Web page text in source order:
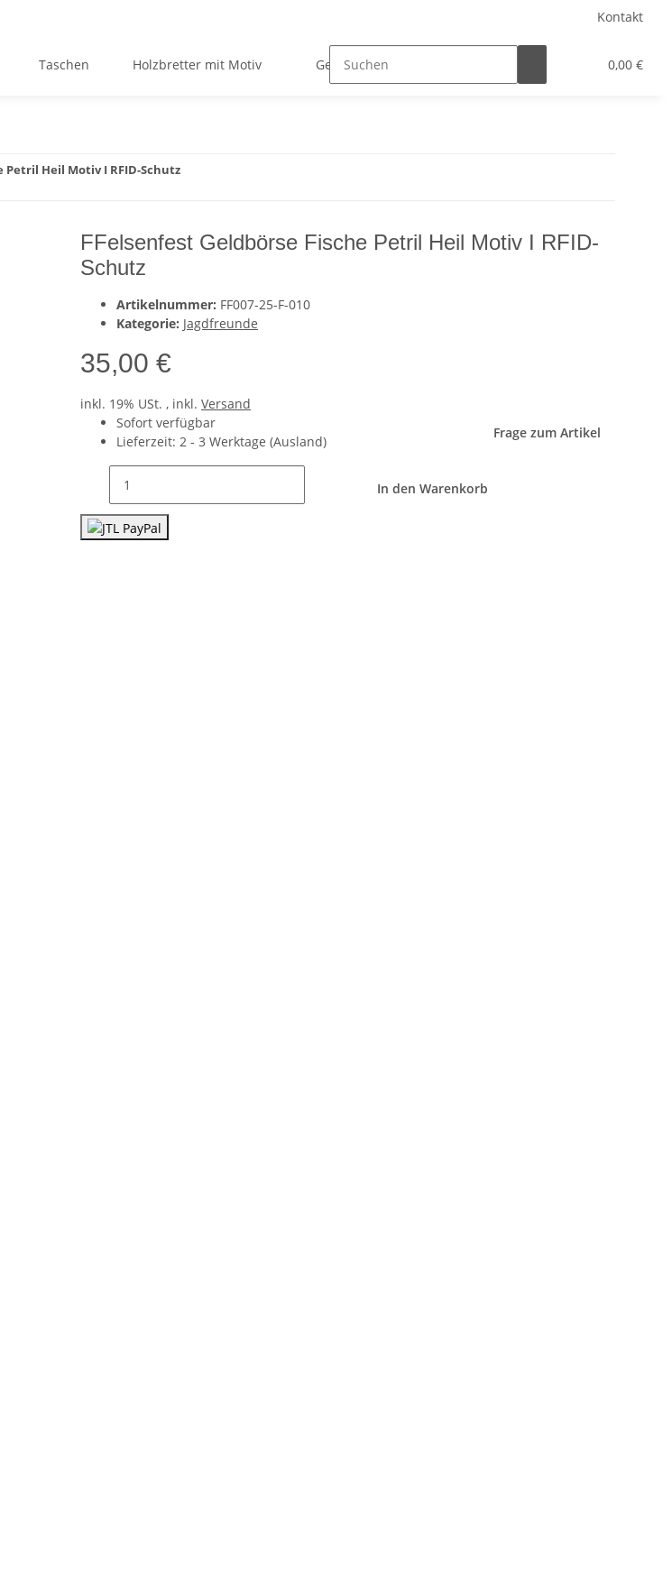
Kontakt
0,00 €
Taschen Holzbretter mit Motiv Geschäftskunden
Petril Heil Motiv I RFID-Schutz
FFelsenfest Geldbörse Fische Petril Heil Motiv I RFID-
Schutz
Artikelnummer: FF007-25-F-010
Kategorie: Jagdfreunde
35,00 €
inkl. 19% USt. , inkl. Versand
Sofort verfügbar
Lieferzeit: 2 - 3 Werktage (Ausland)
Frage zum Artikel
In den Warenkorb